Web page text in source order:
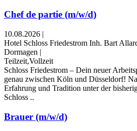
Chef de partie (m/w/d)
10.08.2026 |
Hotel Schloss Friedestrom Inh. Bart
Dormagen |
Teilzeit,Vollzeit
Schloss Friedestrom – Dein neuer
genau zwischen Köln und Düsseldorf!
Erfahrung und Tradition unter der
Schloss ..
Brauer (m/w/d)